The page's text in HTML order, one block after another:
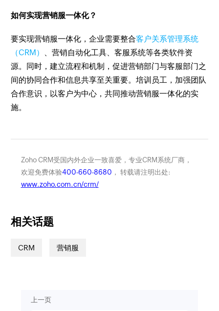
如何实现营销服一体化？
要实现营销服一体化，企业需要整合客户关系管理系统
（CRM） 、营销自动化工具、客服系统等各类软件资
源。同时，建立流程和机制，促进营销部门与客服部门之
间的协同合作和信息共享至关重要。培训员工，加强团队
合作意识，以客户为中心，共同推动营销服一体化的实
施。
Zoho CRM受国内外企业一致喜爱，专业CRM系统厂商，
欢迎免费体验400-660-8680 ， 转载请注明出处:
www.zoho.com.cn/crm/
相关话题
CRM 营销服
上一页